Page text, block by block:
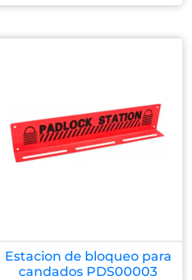
Estacion de bloqueo para
candados PDS00003